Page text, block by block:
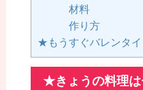
材料
作り方
★もうすぐバレンタイ
★きょうの料理は